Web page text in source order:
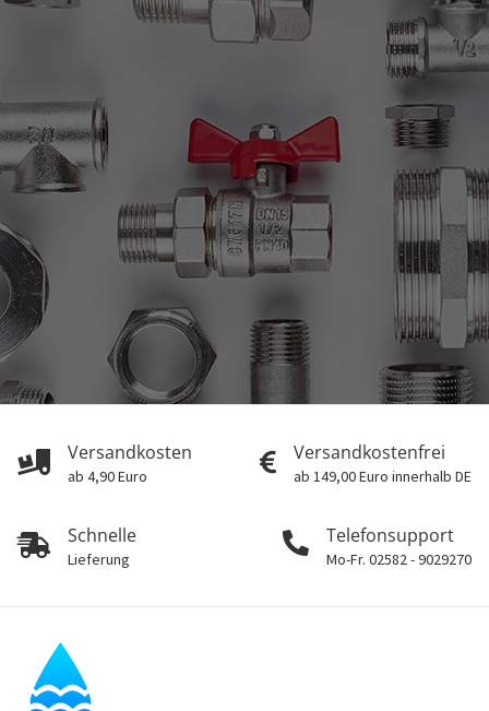
Versandkosten
ab 4,90 Euro
Versandkostenfrei
ab 149,00 Euro innerhalb DE
Schnelle
Lieferung
Telefonsupport
Mo-Fr. 02582 - 9029270